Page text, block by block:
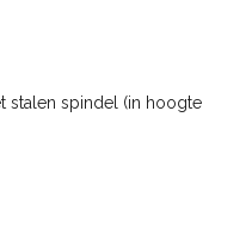
spindel (in hoogte